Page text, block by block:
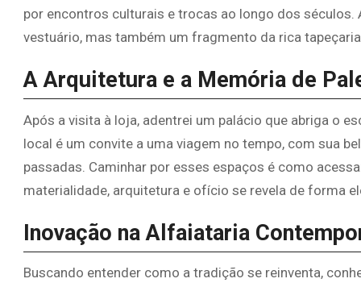
por encontros culturais e trocas ao longo dos séculos.
vestuário, mas também um fragmento da rica
A Arquitetura e a Memória de
Após a visita à loja, adentrei um palácio que abriga o
local é um convite a uma viagem no tempo, com sua
passadas. Caminhar por esses espaços é como
materialidade, arquitetura e ofício se revela de forma
Inovação na Alfaiataria
Buscando entender como a tradição se reinventa,